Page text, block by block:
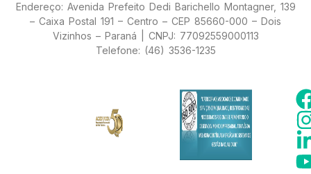
Endereço: Avenida Prefeito Dedi Barichello Montagner, 139
– Caixa Postal 191 – Centro – CEP 85660-000 – Dois
Vizinhos – Paraná | CNPJ: 77092559000113
Telefone: (46) 3536-1235